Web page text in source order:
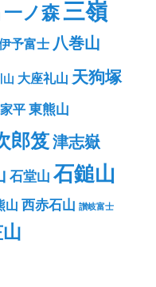
一ノ森三嶺
予富士 八巻山
山 大座礼山 天狗塚
平東熊山
郎笈津志嶽
石堂山 石鎚山
山 西赤石山 讃岐富士